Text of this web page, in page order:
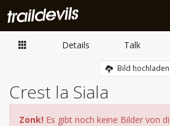
Details Talk
Bild hochladen
Crest la Siala
Zonk! Es gibt noch keine Bilder von